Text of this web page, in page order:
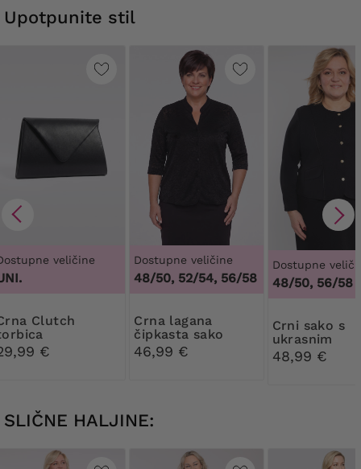
Upotpunite stil
veličine
€
Dostupne veličine
48/50, 52/54, 56/58
Crna lagana
čipkasta sako
46,99 €
Dostupne
48/50, 56/58
Crni sako s
ukrasnim
gumbima
48,99 €
SLIČNE HALJINE: